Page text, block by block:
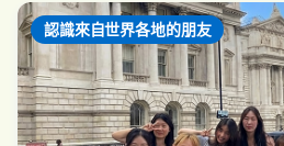
認識來自世界各地的朋友